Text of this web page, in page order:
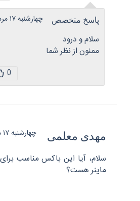
پاسخ متخصص چهارشنبه ۱۷ مرداد ۱۴۰۳ - ۱۴:۵۰
سلام و درود
ممنون از نظر شما
0
مهدی معلمی چهارشنبه ۱۷ مرداد ۱۴۰۳ - ۱۴:۴۷
سلام، آیا این باکس مناسب
ماینر هست؟